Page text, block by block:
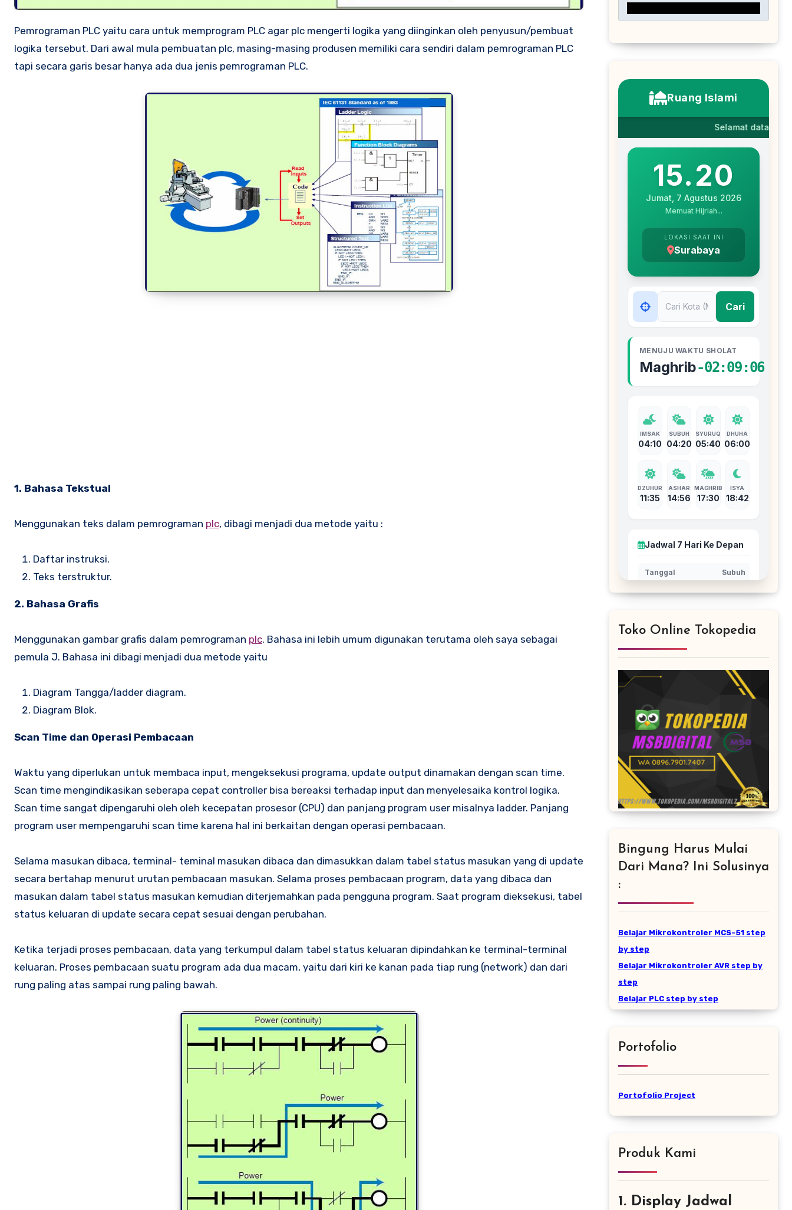
Pemrograman PLC yaitu cara untuk memprogram PLC agar plc mengerti logika yang diinginkan oleh penyusun/pembuat
logika tersebut. Dari awal mula pembuatan plc, masing-masing produsen memiliki cara sendiri dalam pemrograman PLC
tapi secara garis besar hanya ada dua jenis pemrograman PLC.
1. Bahasa Tekstual
Menggunakan teks dalam pemrograman plc, dibagi menjadi dua metode yaitu :
Daftar instruksi.
Teks terstruktur.
2. Bahasa Grafis
Menggunakan gambar grafis dalam pemrograman plc. Bahasa ini lebih umum digunakan terutama oleh saya sebagai
pemula J. Bahasa ini dibagi menjadi dua metode yaitu
Diagram Tangga/ladder diagram.
Diagram Blok.
Scan Time dan Operasi Pembacaan
Waktu yang diperlukan untuk membaca input, mengeksekusi programa, update output dinamakan dengan scan time.
Scan time mengindikasikan seberapa cepat controller bisa bereaksi terhadap input dan menyelesaika kontrol logika.
Scan time sangat dipengaruhi oleh oleh kecepatan prosesor (CPU) dan panjang program user misalnya ladder. Panjang
program user mempengaruhi scan time karena hal ini berkaitan dengan operasi pembacaan.
Selama masukan dibaca, terminal- teminal masukan dibaca dan dimasukkan dalam tabel status masukan yang di update
secara bertahap menurut urutan pembacaan masukan. Selama proses pembacaan program, data yang dibaca dan
masukan dalam tabel status masukan kemudian diterjemahkan pada pengguna program. Saat program dieksekusi, tabel
status keluaran di update secara cepat sesuai dengan perubahan.
Ketika terjadi proses pembacaan, data yang terkumpul dalam tabel status keluaran dipindahkan ke terminal-terminal
keluaran. Proses pembacaan suatu program ada dua macam, yaitu dari kiri ke kanan pada tiap rung (network) dan dari
rung paling atas sampai rung paling bawah.
Toko Online Tokopedia
Bingung Harus Mulai
Dari Mana? Ini Solusinya
:
Belajar Mikrokontroler MCS-51 step
by step
Belajar Mikrokontroler AVR step by
step
Belajar PLC step by step
Portofolio
Portofolio Project
Produk Kami
1. Display Jadwal